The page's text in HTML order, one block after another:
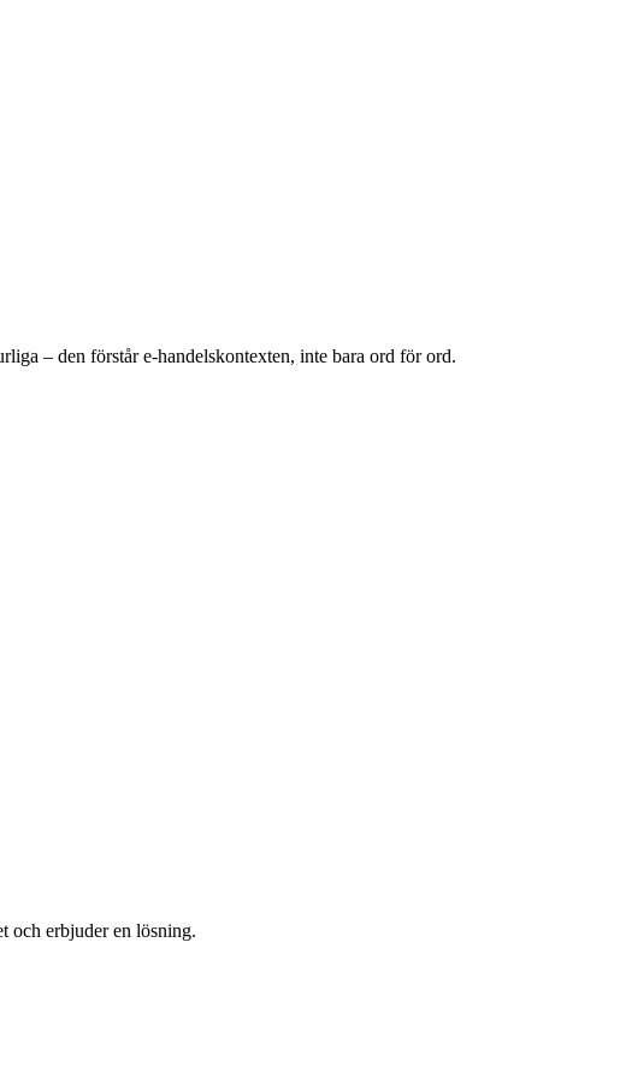
– den förstår e-handelskontexten, inte bara ord för ord.
och erbjuder en lösning.